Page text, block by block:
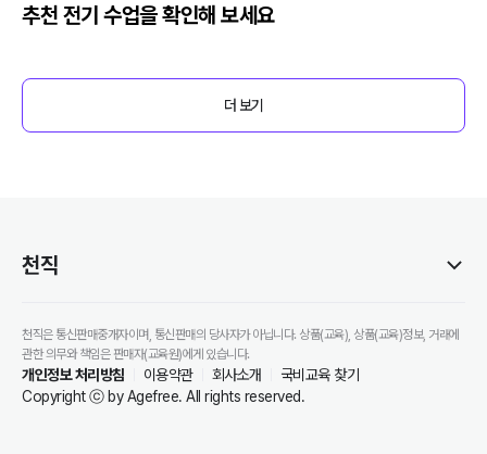
추천 전기 수업을 확인해 보세요
더 보기
천직
천직은 통신판매중개자이며, 통신판매의 당사자가 아닙니다. 상품(교육), 상품(교육)정보, 거래에
관한 의무와 책임은 판매자(교육원)에게 있습니다.
개인정보 처리방침 이용약관 회사소개
국비교육 찾기
Copyright ⓒ by Agefree. All rights reserved.